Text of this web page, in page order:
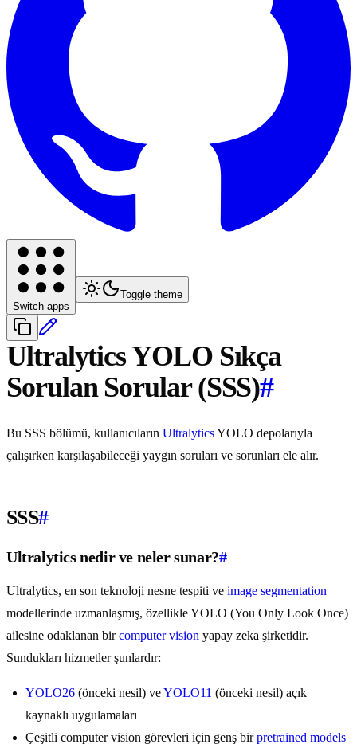
Switch apps
Toggle theme
Ultralytics YOLO Sıkça
Sorulan Sorular (SSS)#
Bu SSS bölümü, kullanıcıların UltralyticsYOLO depolarıyla
çalışırken karşılaşabileceği yaygın soruları ve sorunları ele alır.
SSS#
Ultralytics nedir ve neler sunar?#
Ultralytics, en son teknoloji nesne tespiti ve image segmentation
modellerinde uzmanlaşmış, özellikle YOLO (You Only Look Once)
ailesine odaklanan bircomputer vision yapay zeka şirketidir.
Sundukları hizmetler şunlardır:
YOLO26 (önceki nesil) veYOLO11 (önceki nesil) açık
kaynaklı uygulamaları
Çeşitli computer vision görevleri için genş birpretrained models